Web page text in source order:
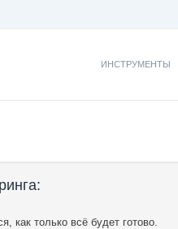
ИНСТРУМЕНТЫ
как только всё будет готово.